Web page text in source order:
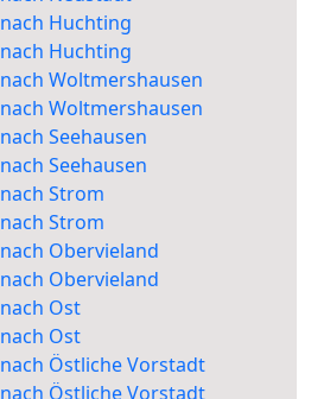
Huchting
Huchting
Woltmershausen
Woltmershausen
Seehausen
Seehausen
Strom
Strom
Obervieland
Obervieland
Ost
Ost
Östliche Vorstadt
Östliche Vorstadt